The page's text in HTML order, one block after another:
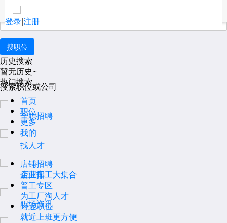
登录|注册
搜索职位或公司
全职招聘
找人才
企业库
职场资讯
店铺招聘
店面招工大集合
普工专区
为工厂淘人才
附近职位
就近上班更方便
职位搜索
历史搜索
暂无历史~
热门搜索
首页
职位
更多
我的